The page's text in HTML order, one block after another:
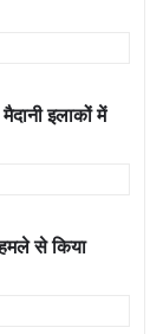
इलाकों में
से किया